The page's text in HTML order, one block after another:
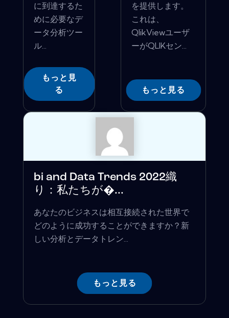
に到達するた
めに必要なデ
ータ分析ツー
ル...
もっと見
る
を提供します。
これは、
QlikViewユーザ
ーがQLIKセン...
もっと見る
bi and Data Trends 2022織
り：私たちが�...
あなたのビジネスは相互接続された世界で
どのように成功することができますか？新
しい分析とデータトレン...
もっと見る